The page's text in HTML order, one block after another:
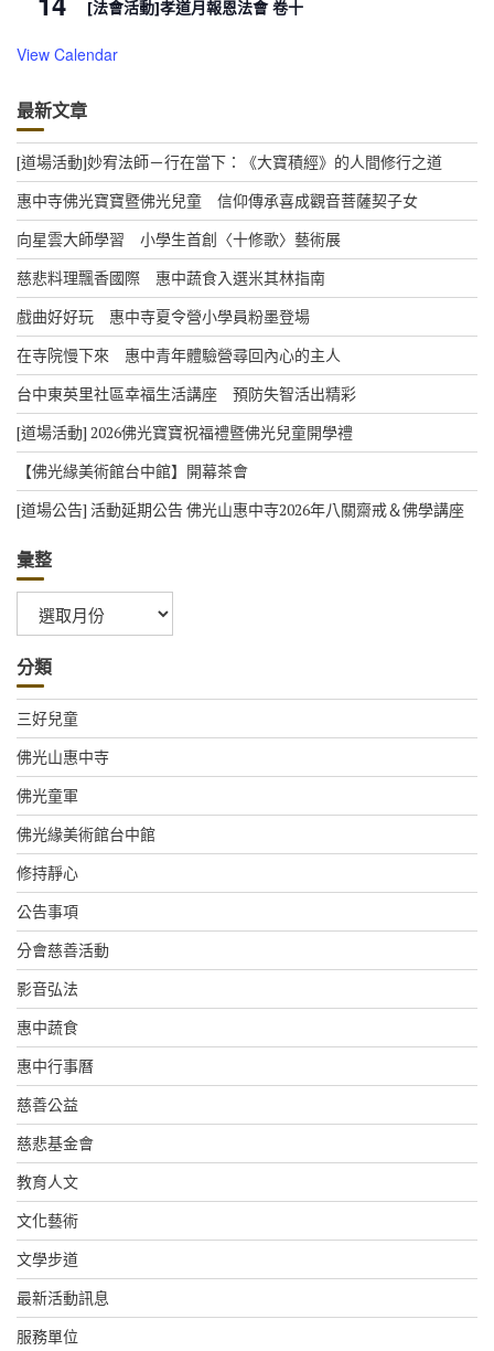
[法會活動]孝道月報恩法會 卷十
View Calendar
最新文章
[道場活動]妙宥法師－行在當下：《大寶積經》的人間修行之道
惠中寺佛光寶寶暨佛光兒童 信仰傳承喜成觀音菩薩契子女
向星雲大師學習 小學生首創〈十修歌〉藝術展
慈悲料理飄香國際 惠中蔬食入選米其林指南
戲曲好好玩 惠中寺夏令營小學員粉墨登場
在寺院慢下來 惠中青年體驗營尋回內心的主人
台中東英里社區幸福生活講座 預防失智活出精彩
[道場活動] 2026佛光寶寶祝福禮暨佛光兒童開學禮
【佛光緣美術館台中館】開幕茶會
[道場公告] 活動延期公告 佛光山惠中寺2026年八關齋戒＆佛學講座
彙整
分類
三好兒童
佛光山惠中寺
佛光童軍
佛光緣美術館台中館
修持靜心
公告事項
分會慈善活動
影音弘法
惠中蔬食
惠中行事曆
慈善公益
慈悲基金會
教育人文
文化藝術
文學步道
最新活動訊息
服務單位